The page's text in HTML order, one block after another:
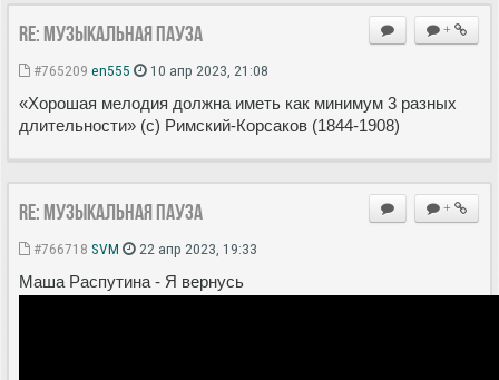
+
Re: Музыкальная пауза
#765209 en555 10 апр 2023, 21:08
«Хорошая мелодия должна иметь как минимум 3 разных
длительности» (с) Римский-Корсаков (1844-1908)
+
Re: Музыкальная пауза
#766718 SVM 22 апр 2023, 19:33
Маша Распутина - Я вернусь